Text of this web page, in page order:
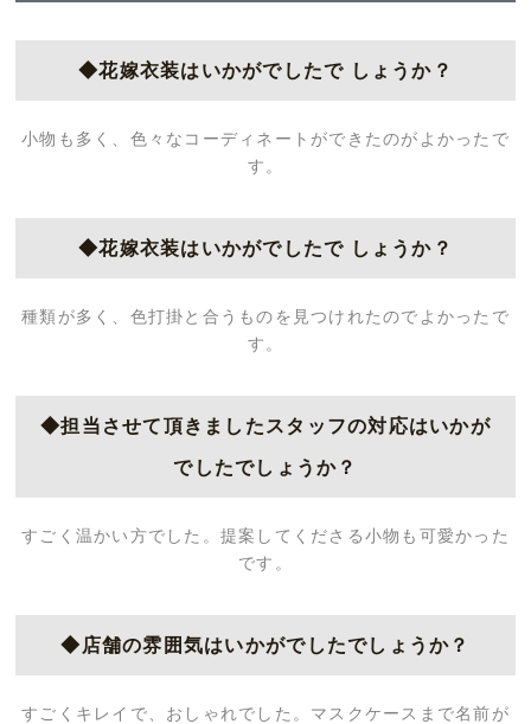
◆花嫁衣装はいかがでしたで しょうか？
小物も多く、色々なコーディネートができたのがよかったで
す。
◆花嫁衣装はいかがでしたで しょうか？
種類が多く、色打掛と合うものを見つけれたのでよかったで
す。
◆担当させて頂きましたスタッフの対応はいかが
でしたでしょうか？
すごく温かい方でした。提案してくださる小物も可愛かった
です。
◆店舗の雰囲気はいかがでしたでしょうか？
すごくキレイで、おしゃれでした。マスクケースまで名前が